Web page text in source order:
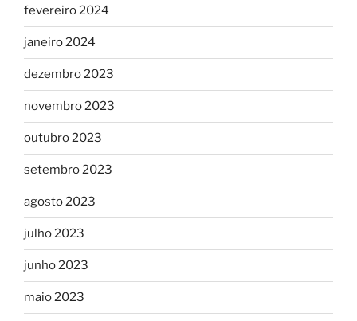
fevereiro 2024
janeiro 2024
dezembro 2023
novembro 2023
outubro 2023
setembro 2023
agosto 2023
julho 2023
junho 2023
maio 2023